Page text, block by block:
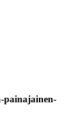
painajainen-